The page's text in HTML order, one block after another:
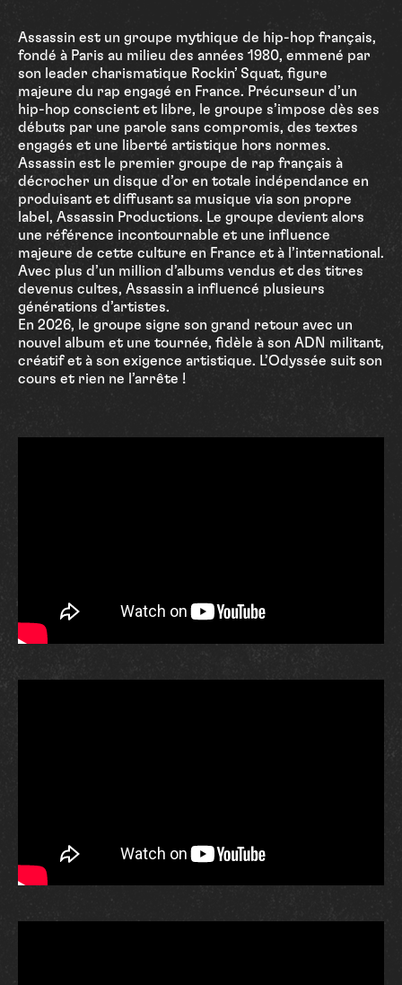
Assassin est un groupe mythique de hip-hop français,
fondé à Paris au milieu des années 1980, emmené par
son leader charismatique Rockin’ Squat, figure
majeure du rap engagé en France. Précurseur d’un
hip-hop conscient et libre, le groupe s’impose dès ses
débuts par une parole sans compromis, des textes
engagés et une liberté artistique hors normes.
Assassin est le premier groupe de rap français à
décrocher un disque d’or en totale indépendance en
produisant et diffusant sa musique via son propre
label, Assassin Productions. Le groupe devient alors
une référence incontournable et une influence
majeure de cette culture en France et à l’international.
Avec plus d’un million d’albums vendus et des titres
devenus cultes, Assassin a influencé plusieurs
générations d’artistes.
En 2026, le groupe signe son grand retour avec un
nouvel album et une tournée, fidèle à son ADN militant,
créatif et à son exigence artistique. L’Odyssée suit son
cours et rien ne l’arrête !